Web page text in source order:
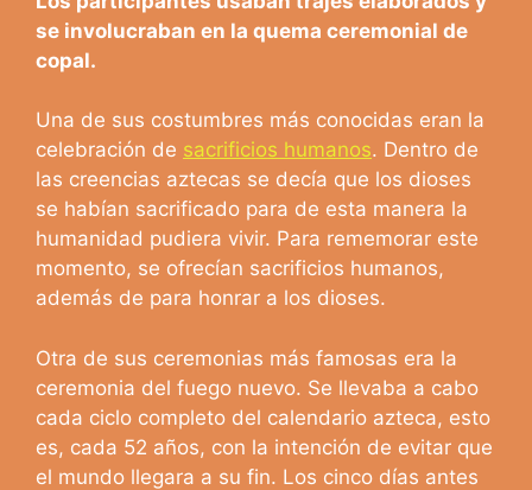
se involucraban en la quema ceremonial de
copal.
Una de sus costumbres más conocidas eran la
celebración de sacrificios humanos. Dentro de
las creencias aztecas se decía que los dioses
se habían sacrificado para de esta manera la
humanidad pudiera vivir. Para rememorar este
momento, se ofrecían sacrificios humanos,
además de para honrar a los dioses.
Otra de sus ceremonias más famosas era la
ceremonia del fuego nuevo. Se llevaba a cabo
cada ciclo completo del calendario azteca, esto
es, cada 52 años, con la intención de evitar que
el mundo llegara a su fin. Los cinco días antes